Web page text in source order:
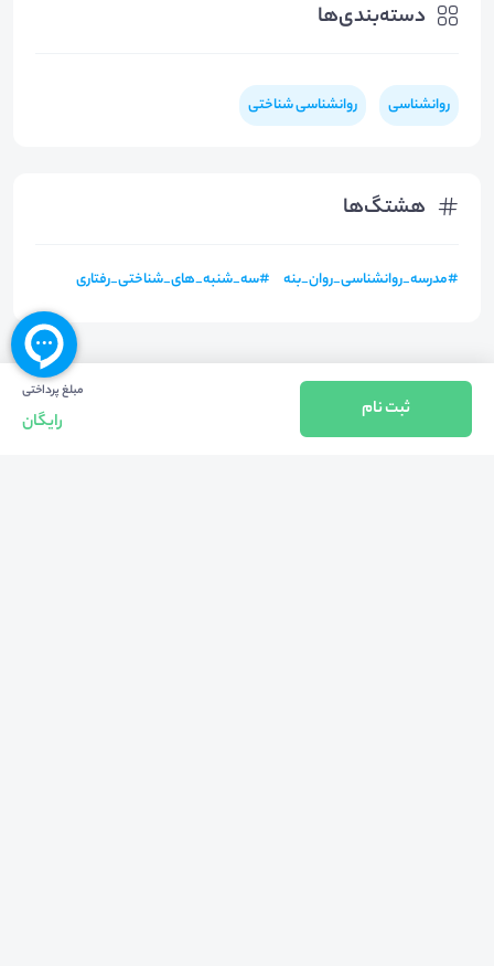
دسته‌بندی‌ها
روانشناسی روانشناسی شناختی
هشتگ‌ها
#مدرسه_روانشناسی_روان_بنه #سه_شنبه_های_شناختی_رفتاری
مبلغ پرداختی
رایگان
ثبت نام